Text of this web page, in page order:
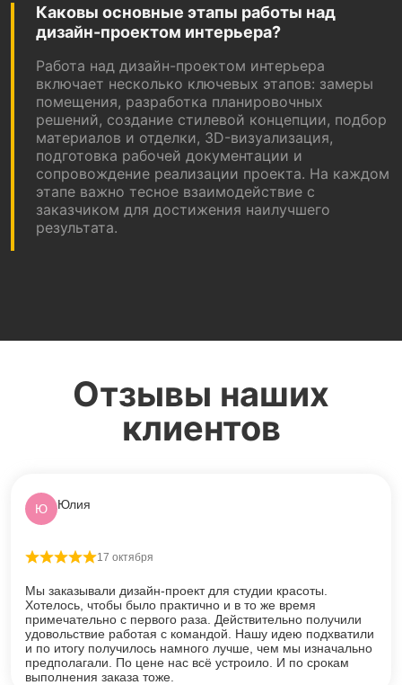
Каковы основные этапы работы над
дизайн-проектом интерьера?
Работа над дизайн-проектом интерьера
включает несколько ключевых этапов: замеры
помещения, разработка планировочных
решений, создание стилевой концепции, подбор
материалов и отделки, 3D-визуализация,
подготовка рабочей документации и
сопровождение реализации проекта. На каждом
этапе важно тесное взаимодействие с
заказчиком для достижения наилучшего
результата.
Отзывы наших
клиентов
Ю Юлия
Оценка 5из 5
17 октября
Мы заказывали дизайн-проект для студии красоты.
Хотелось, чтобы было практично и в то же время
примечательно с первого раза. Действительно получили
удовольствие работая с командой. Нашу идею подхватили
и по итогу получилось намного лучше, чем мы изначально
предполагали. По цене нас всё устроило. И по срокам
выполнения заказа тоже.